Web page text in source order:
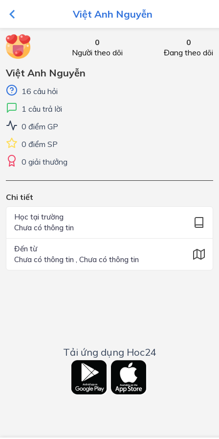
Việt Anh Nguyễn
0
Người theo dõi
0
Đang theo dõi
Việt Anh Nguyễn
16 câu hỏi
1 câu trả lời
0 điểm GP
0 điểm SP
0 giải thưởng
Chi tiết
Học tại trường
Chưa có thông tin
Đến từ
Chưa có thông tin , Chưa có thông tin
Tải ứng dụng Hoc24